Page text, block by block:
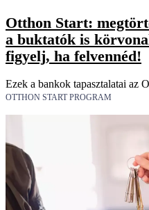
Otthon Start:
a buktatók is
figyelj, ha felvennéd!
Ezek a bankok tapasztalatai az
OTTHON START PROGRAM